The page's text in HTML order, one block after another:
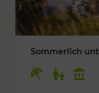
Sommerlich